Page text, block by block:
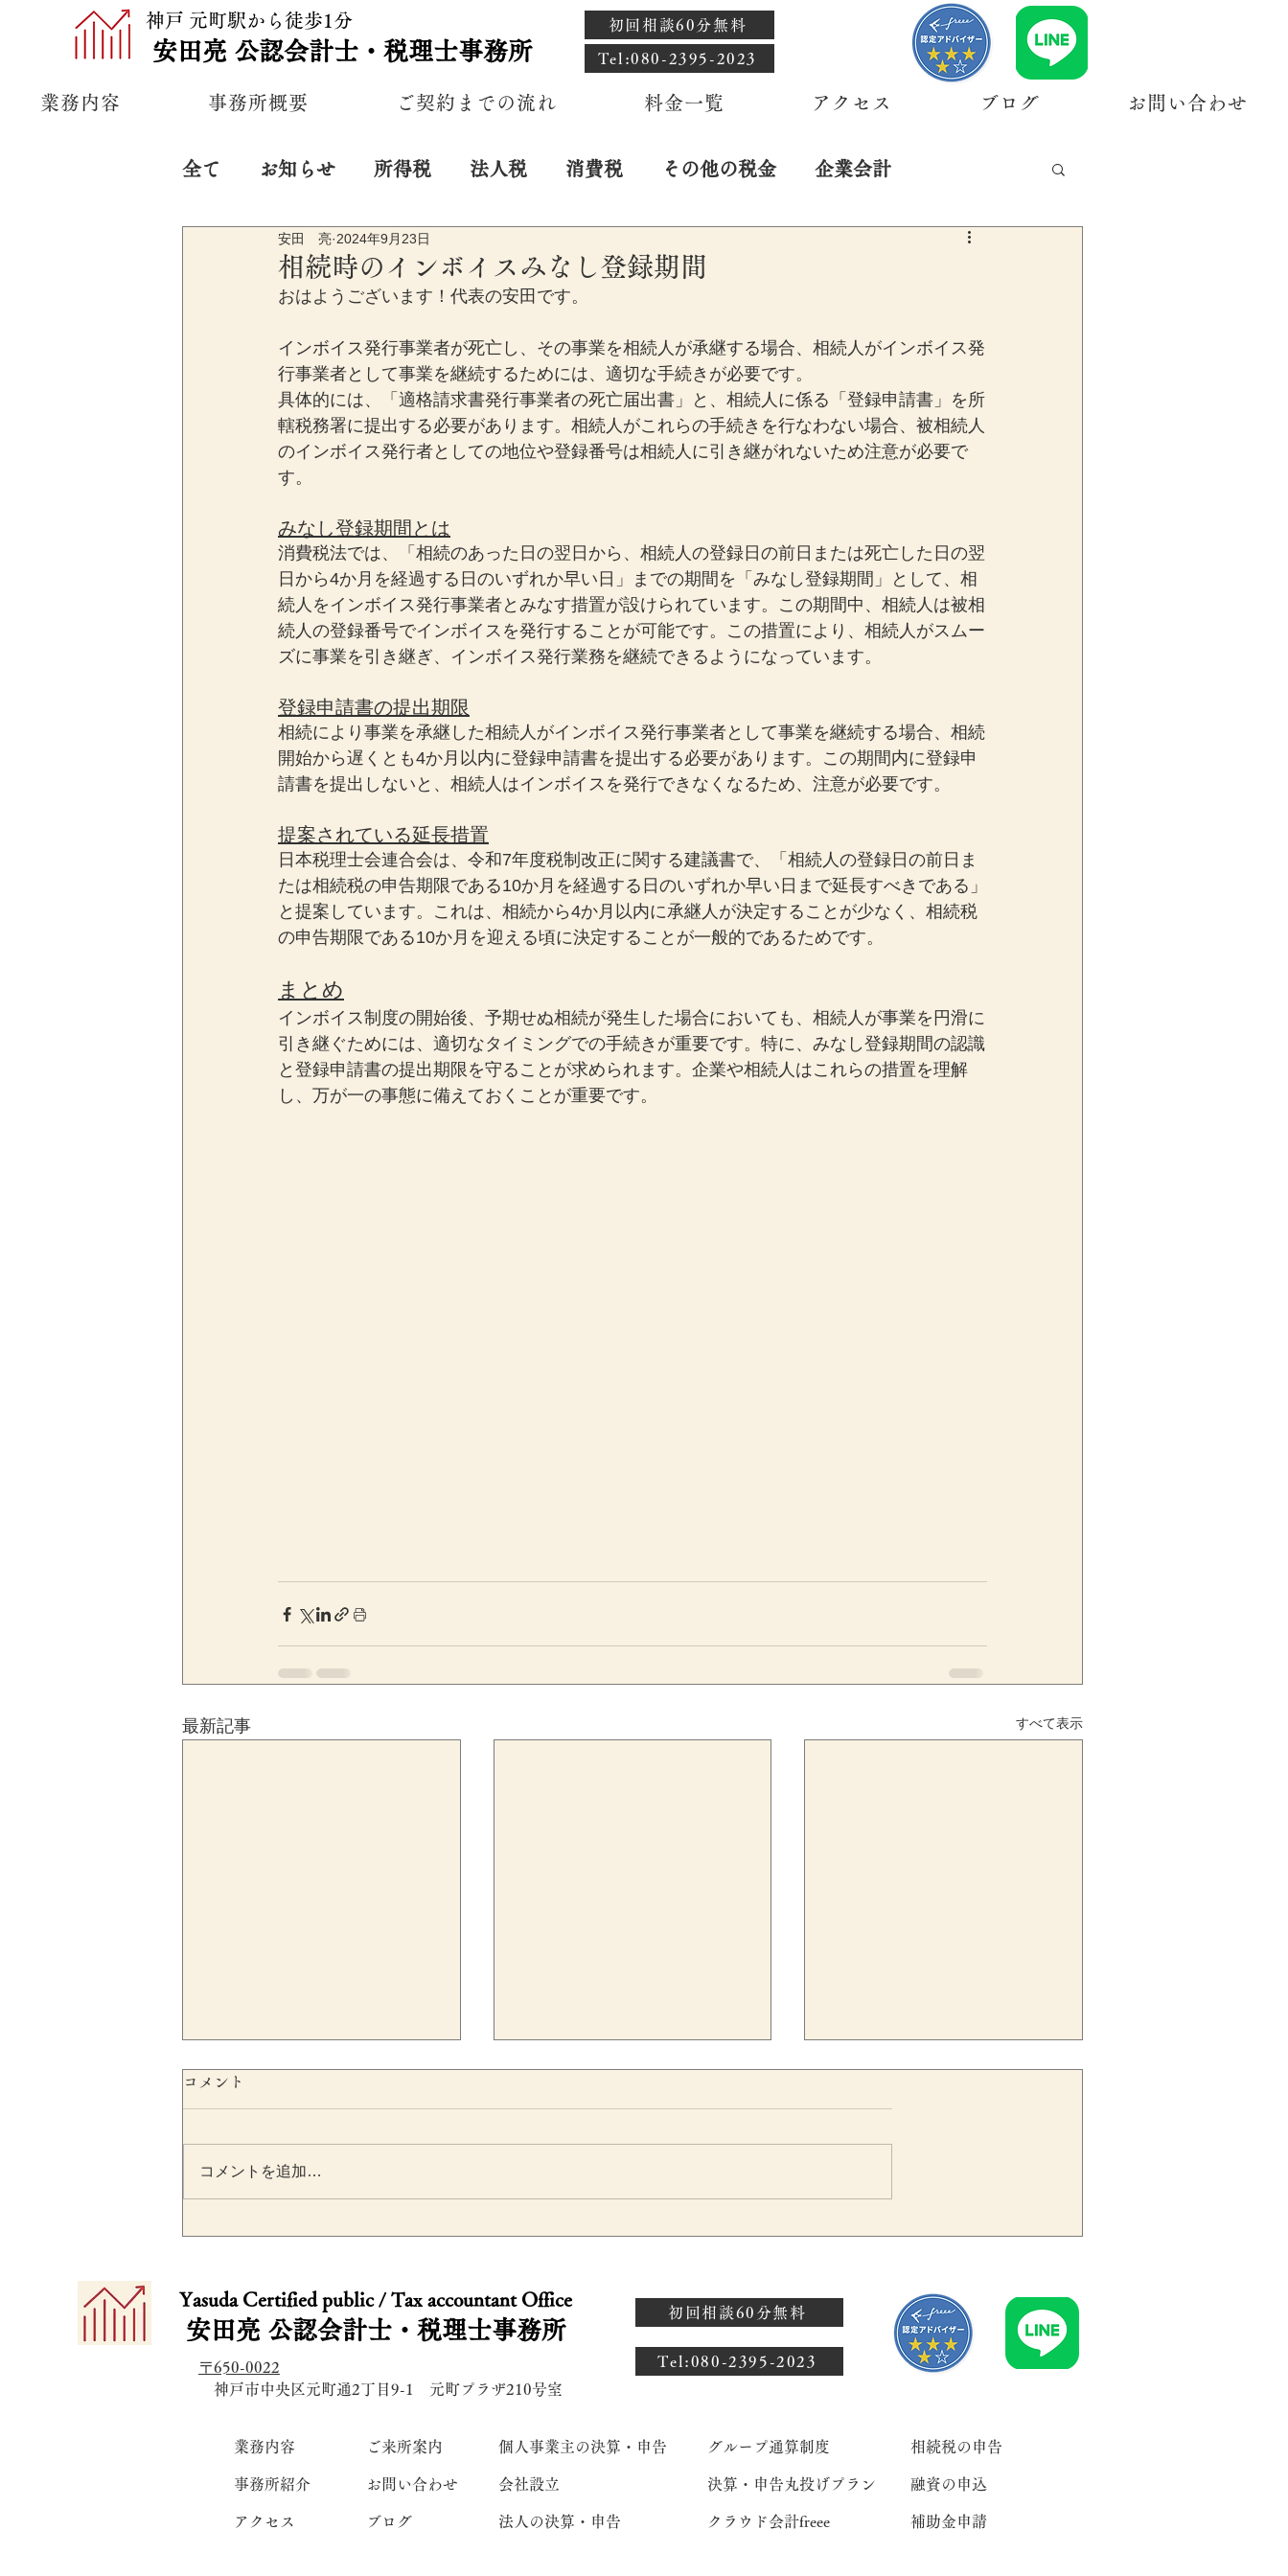
神戸 元町駅から徒歩1分
安田亮 公認会計士・税理士事務所
初回相談60分無料
​Tel:080-2395-2023
業務内容 事務所概要 ご契約までの流れ 料金一覧 アクセス ブログ お問い合わせ
全て お知らせ 所得税 法人税 消費税 その他の税金 企業会計
プライベート 経営
相続時のインボイスみなし登録期間
安田 亮 2024年9月23日
おはようございます！代表の安田です。
インボイス発行事業者が死亡し、その事業を相続人が承継する場合、相続人がインボイス発
行事業者として事業を継続するためには、適切な手続きが必要です。
具体的には、「適格請求書発行事業者の死亡届出書」と、相続人に係る「登録申請書」を所
轄税務署に提出する必要があります。相続人がこれらの手続きを行なわない場合、被相続人
のインボイス発行者としての地位や登録番号は相続人に引き継がれないため注意が必要で
す。
みなし登録期間とは
消費税法では、「相続のあった日の翌日から、相続人の登録日の前日または死亡した日の翌
日から4か月を経過する日のいずれか早い日」までの期間を「みなし登録期間」として、相
続人をインボイス発行事業者とみなす措置が設けられています。この期間中、相続人は被相
続人の登録番号でインボイスを発行することが可能です。この措置により、相続人がスムー
ズに事業を引き継ぎ、インボイス発行業務を継続できるようになっています。
登録申請書の提出期限
相続により事業を承継した相続人がインボイス発行事業者として事業を継続する場合、相続
開始から遅くとも4か月以内に登録申請書を提出する必要があります。この期間内に登録申
請書を提出しないと、相続人はインボイスを発行できなくなるため、注意が必要です。
提案されている延長措置
日本税理士会連合会は、令和7年度税制改正に関する建議書で、「相続人の登録日の前日ま
たは相続税の申告期限である10か月を経過する日のいずれか早い日まで延長すべきである」
と提案しています。これは、相続から4か月以内に承継人が決定することが少なく、相続税
の申告期限である10か月を迎える頃に決定することが一般的であるためです。
まとめ
インボイス制度の開始後、予期せぬ相続が発生した場合においても、相続人が事業を円滑に
引き継ぐためには、適切なタイミングでの手続きが重要です。特に、みなし登録期間の認識
と登録申請書の提出期限を守ることが求められます。企業や相続人はこれらの措置を理解
し、万が一の事態に備えておくことが重要です。
最新記事 すべて表示
消費税の「特定期間」とは？
なる落とし穴を税理士が解説
振興基準の改正で賃上げ税
償保管と価格転嫁の注意点を
解説
SESCが不正会計リスクをシ
業が押さえるべき開示・内部
統制のポイント
コメント
コメントを追加…
​​Yasuda Certified public / Tax accountant Office
安田亮 公認会計士・税理士事務所
〒650-0022
​ 神戸市中央区元町通2丁目9-1 元町プラザ210号室
初回相談60分無料
​Tel:080-2395-2023
業務内容
事務所紹介
アクセス
ご来所案内
お問い合わせ
ブログ
個人事業主の決算・申告
会社設立
法人の決算・申告
グループ通算制度
決算・申告丸投げプラン
クラウド会計freee
相続税の申告
融資の申込
補助金申請